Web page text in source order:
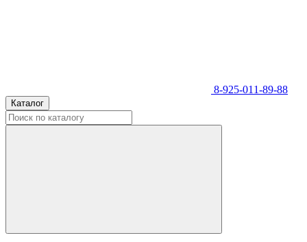
8-925-011-89-88
Каталог